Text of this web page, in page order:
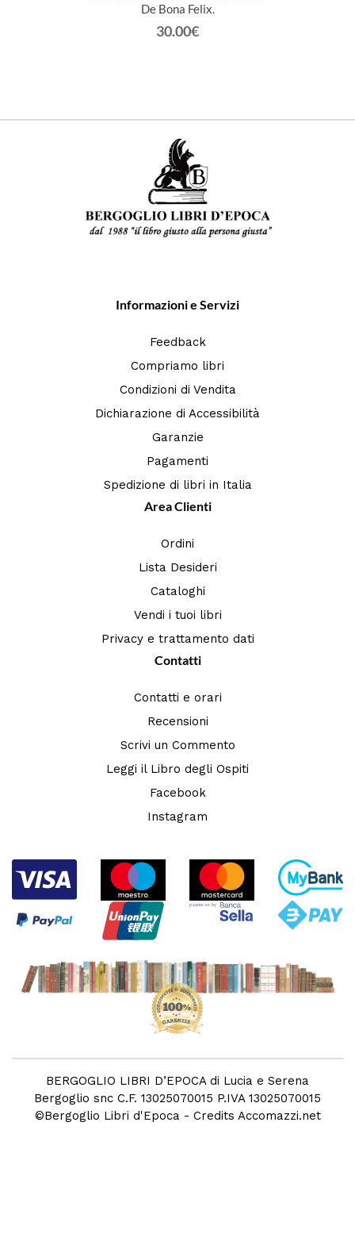
De Bona Felix.
30.00€
Informazioni e Servizi
Feedback
Compriamo libri
Condizioni di Vendita
Dichiarazione di Accessibilità
Garanzie
Pagamenti
Spedizione di libri in Italia
Area Clienti
Ordini
Lista Desideri
Cataloghi
Vendi i tuoi libri
Privacy e trattamento dati
Contatti
Contatti e orari
Recensioni
Scrivi un Commento
Leggi il Libro degli Ospiti
Facebook
Instagram
BERGOGLIO LIBRI D’EPOCA di Lucia e Serena
Bergoglio snc C.F. 13025070015 P.IVA 13025070015
©Bergoglio Libri d'Epoca - Credits Accomazzi.net